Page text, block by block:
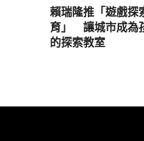
賴瑞隆推「遊戲探
育」 讓城市成為
的探索教室